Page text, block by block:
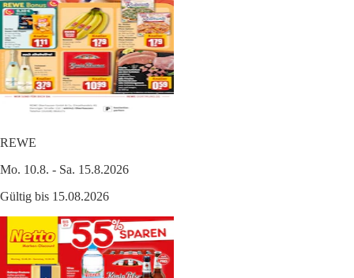
REWE
Mo. 10.8. - Sa. 15.8.2026
Gültig bis 15.08.2026